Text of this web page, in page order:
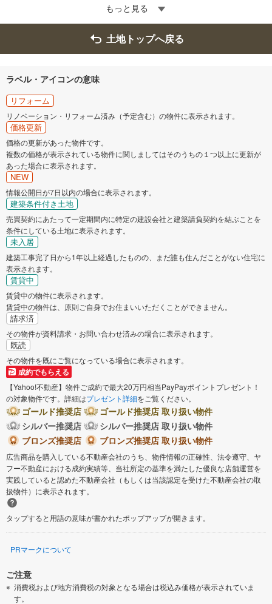
もっと見る
土地トップへ戻る
ラベル・アイコンの意味
リフォーム
リノベーション・リフォーム済み（予定含む）の物件に表示されます。
価格更新
価格の更新があった物件です。
複数の価格が表示されている物件に関しましてはそのうちの１つ以上に更新が
あった場合に表示されます。
NEW
情報公開日が7日以内の場合に表示されます。
建築条件付き土地
売買契約にあたって一定期間内に特定の建設会社と建築請負契約を結ぶことを
条件にしている土地に表示されます。
未入居
建築工事完了日から1年以上経過したものの、まだ誰も住んだことがない住宅に
表示されます。
賃貸中
賃貸中の物件に表示されます。
賃貸中の物件は、原則ご自身でお住まいいただくことができません。
請求済
その物件が資料請求・お問い合わせ済みの場合に表示されます。
既読
その物件を既にご覧になっている場合に表示されます。
成約でもらえる
【Yahoo!不動産】物件ご成約で最大20万円相当PayPayポイントプレゼント！
の対象物件です。詳細はプレゼント詳細をご覧ください。
ゴールド推奨店
ゴールド推奨店 取り扱い物件
シルバー推奨店
シルバー推奨店 取り扱い物件
ブロンズ推奨店
ブロンズ推奨店 取り扱い物件
広告商品を購入している不動産会社のうち、物件情報の正確性、法令遵守、ヤ
フー不動産における成約実績等、当社所定の基準を満たした優良な店舗運営を
実践していると認めた不動産会社（もしくは当該認定を受けた不動産会社の取
扱物件）に表示されます。
タップすると用語の意味が書かれたポップアップが開きます。
PRマークについて
ご注意
消費税および地方消費税の対象となる場合は税込み価格が表示されていま
す。